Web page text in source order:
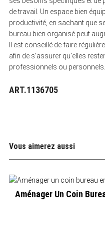
de travail. Un espace bien
productivité, en sachant que
bureau bien organisé peut
Il est conseillé de faire
afin de s’assurer qu’elles
professionnels ou personnels.
ART.1136705
Vous aimerez aussi
Aménager Un Coin